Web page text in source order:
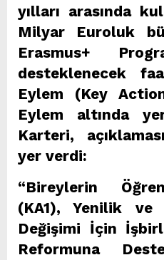
yılları arasında
Milyar Euroluk
Erasmus+
desteklenecek
Eylem (Key
Eylem altında
Karteri,
yer verdi:
“Bireylerin
(KA1), Yenilik ve
Değişimi İçin
Reformuna